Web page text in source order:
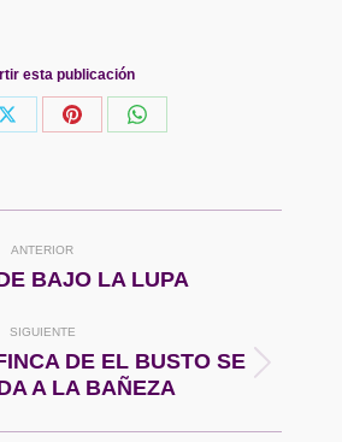
esta publicación
Share
Share
Share
ANTERIOR
Publicación
BAJO LA LUPA
SIGUIENTE
Publicación
siguiente:
DE EL BUSTO SE
A LA BAÑEZA